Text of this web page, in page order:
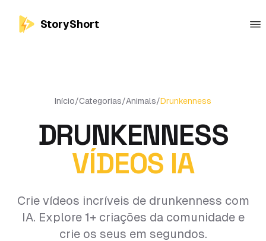
StoryShort
Início/Categorias/Animals/Drunkenness
DRUNKENNESS
VÍDEOS IA
Crie vídeos incríveis de drunkenness com
IA. Explore 1+ criações da comunidade e
crie os seus em segundos.